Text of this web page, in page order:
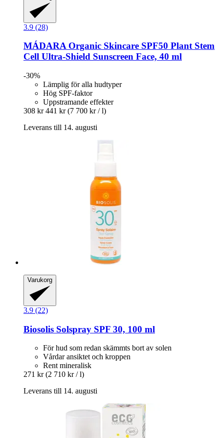
3.9 (28)
MÁDARA Organic Skincare SPF50 Plant Stem
Cell Ultra-​Shield Sunscreen Face, 40 ml
-30%
Lämplig för alla hudtyper
Hög SPF-faktor
Uppstramande effekter
308 kr 441 kr (7 700 kr / l)
Leverans till 14. augusti
Varukorg
3.9 (22)
Biosolis Solspray SPF 30, 100 ml
För hud som redan skämmts bort av solen
Vårdar ansiktet och kroppen
Rent mineralisk
271 kr (2 710 kr / l)
Leverans till 14. augusti